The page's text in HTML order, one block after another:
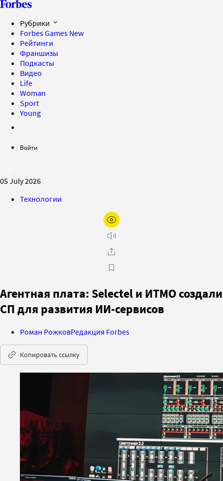
Рубрики
Forbes Games New
Рейтинги
Франшизы
Подкасты
Видео
Life
Woman
Sport
Young
Войти
05 July 2026
Технологии
Агентная плата: Selectel и ИТМО создали
СП для развития ИИ-сервисов
Роман РожковРедакция Forbes
Копировать ссылку